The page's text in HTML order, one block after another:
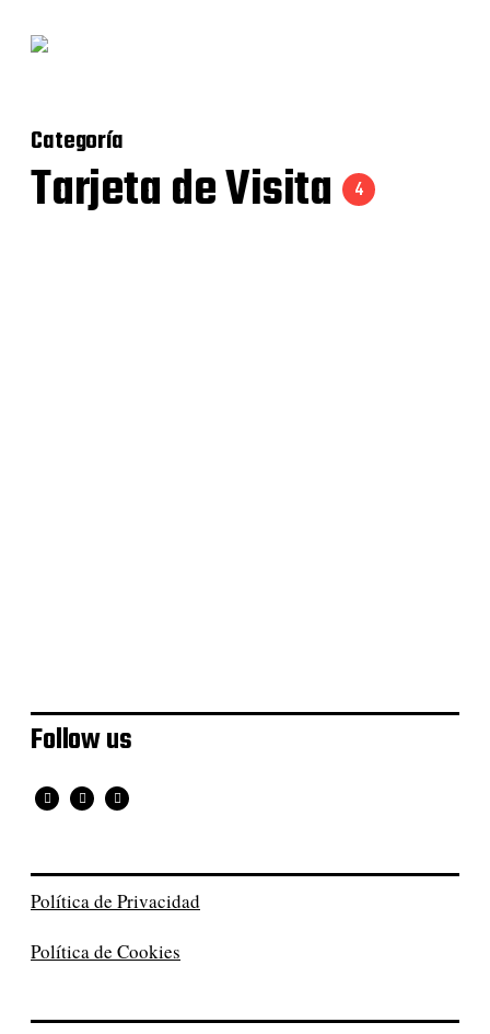
Categoría
Tarjeta de Visita 4
Follow us
Política de Privacidad
Política de Cookies